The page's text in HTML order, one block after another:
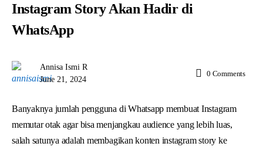
Instagram Story Akan Hadir di
WhatsApp
Annisa Ismi R
June 21, 2024
0 Comments
Banyaknya jumlah pengguna di Whatsapp membuat Instagram
memutar otak agar bisa menjangkau audience yang lebih luas,
salah satunya adalah membagikan konten instagram story ke